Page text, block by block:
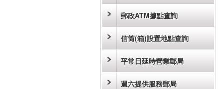
郵政ATM據點查詢
信筒(箱)設置地點查詢
平常日延時營業郵局
週六提供服務郵局